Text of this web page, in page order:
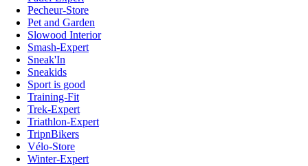
Pecheur-Store
Pet and Garden
Slowood Interior
Smash-Expert
Sneak'In
Sneakids
Sport is good
Training-Fit
Trek-Expert
Triathlon-Expert
TripnBikers
Vélo-Store
Winter-Expert